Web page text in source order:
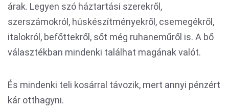
árak. Legyen szó háztartási szerekről,
szerszámokról, húskészítményekről, csemegékről,
italokról, befőttekről, sőt még ruhaneműről is. A bő
választékban mindenki találhat magának valót.
És mindenki teli kosárral távozik, mert annyi pénzért
kár otthagyni.